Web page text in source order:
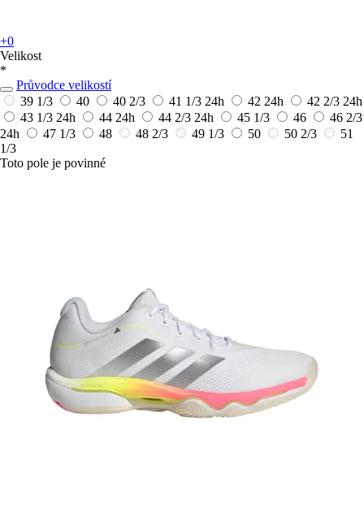
+0
Velikost
*
Průvodce velikostí
39 1/3
40 40 2/3 41 1/3 24h 42 24h 42 2/3 24h
43 1/3 24h 44 24h 44 2/3 24h 45 1/3 46
46 2/3
24h
47 1/3 48 48 2/3 49 1/3 50 50 2/3
51
1/3
Toto pole je povinné